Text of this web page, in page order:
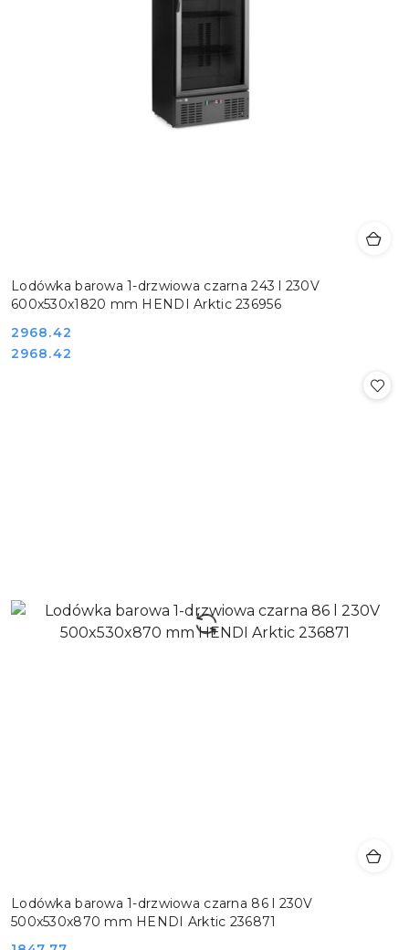
Lodówka barowa 1-drzwiowa czarna 243 l 230V
600x530x1820 mm HENDI Arktic 236956
Cena:
2968.42
Cena:
2968.42
Lodówka barowa 1-drzwiowa czarna 86 l 230V
500x530x870 mm HENDI Arktic 236871